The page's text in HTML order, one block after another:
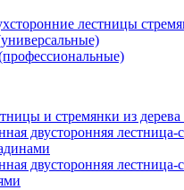
лестницы
и стремянки из дерева
двусторонняя лестница-
двусторонняя лестница-